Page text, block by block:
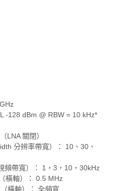
-128 dBm @ RBW = 10 kHz*
LNA 關閉）
分辨率帶寬）： 10、30、
頻帶寬）： 1，3，10，30kHz
橫軸）： 0.5 MHz
橫軸）： 全頻寬